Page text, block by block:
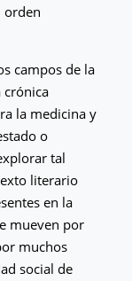
orden
campos de la
crónica
la medicina y
o
tal
literario
en la
mueven por
muchos
social de